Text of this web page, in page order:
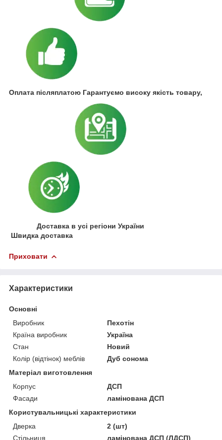
Оплата післяплатою Гарантуємо високу якість товару,
Доставка в усі регіони України
Швидка доставка
Приховати
Характеристики
Основні
Виробник
Пехотін
Країна виробник
Україна
Стан
Новий
Колір (відтінок) меблів
Дуб сонома
Матеріал виготовлення
Корпус
ДСП
Фасади
ламінована ДСП
Користувальницькі характеристики
Дверка
2 (шт)
Стільниця
ламінована ДСП (ЛДСП)